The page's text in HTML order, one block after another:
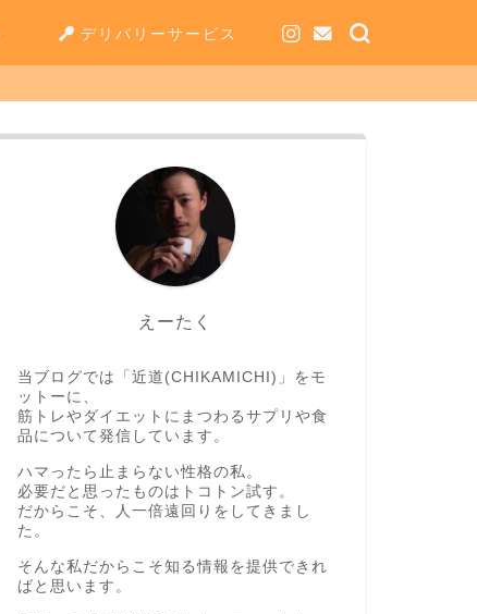
デリバリーサービス
えーたく
当ブログでは「近道(CHIKAMICHI)」をモ
ットーに、
筋トレやダイエットにまつわるサプリや食
品について発信しています。
ハマったら止まらない性格の私。
必要だと思ったものはトコトン試す。
だからこそ、人一倍遠回りをしてきまし
た。
そんな私だからこそ知る情報を提供できれ
ばと思います。